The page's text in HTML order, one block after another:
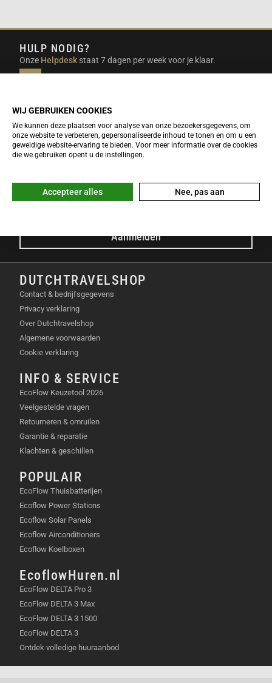
HULP NODIG?
Onze Helpdesk staat 7 dagen per week voor je klaar.
beantwoorden.
NIEUWSBRIEF
Meld je nu gratis aan voor de DTS-Nieuwsbrief en ontvang het
E-mailadres
Aanmelden
DUTCHTRAVELSHOP
Contact & bedrijfsgegevens
Privacy verklaring
Over Dutchtravelshop
Algemene voorwaarden
Cookie verklaring
INFO & SERVICE
EcoFlow Keuzetool 2026
Veelgestelde vragen
Retourneren & omruilen
Garantie & reparatie
Klachten & geschillen
POPULAIR
EcoFlow Thuisbatterijen
Ecoflow Power Stations
Ecoflow Solar Panels
Ecoflow Airconditioners
Ecoflow Koelboxen
EcoflowHuren.nl
EcoFlow DELTA Pro 3
EcoFlow DELTA 3 Max
EcoFlow DELTA 3 1500
EcoFlow DELTA 3
Ontdek volledige huuraanbod
WIJ GEBRUIKEN COOKIES
We kunnen deze plaatsen voor analyse van onze bezoekersgegevens, om
onze website te verbeteren, gepersonaliseerde inhoud te tonen en om u een
geweldige website-ervaring te bieden. Voor meer informatie over de cookies
die we gebruiken opent u de instellingen.
Accepteer alles Nee, pas aan